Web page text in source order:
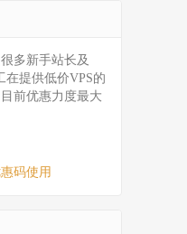
多新手站长及
在提供低价VPS的
目前优惠力度最大
码使用